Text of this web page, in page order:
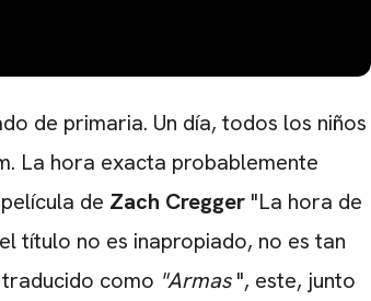
de primaria. Un día, todos los niños
La hora exacta probablemente
de Zach Cregger "La hora de
título no es inapropiado, no es tan
como "Armas ", este, junto